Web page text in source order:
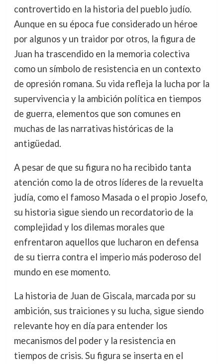
controvertido en la historia del pueblo judío.
Aunque en su época fue considerado un héroe
por algunos y un traidor por otros, la figura de
Juan ha trascendido en la memoria colectiva
como un símbolo de resistencia en un contexto
de opresión romana. Su vida refleja la lucha por la
supervivencia y la ambición política en tiempos
de guerra, elementos que son comunes en
muchas de las narrativas históricas de la
antigüedad.
A pesar de que su figura no ha recibido tanta
atención como la de otros líderes de la revuelta
judía, como el famoso Masada o el propio Josefo,
su historia sigue siendo un recordatorio de la
complejidad y los dilemas morales que
enfrentaron aquellos que lucharon en defensa
de su tierra contra el imperio más poderoso del
mundo en ese momento.
La historia de Juan de Giscala, marcada por su
ambición, sus traiciones y su lucha, sigue siendo
relevante hoy en día para entender los
mecanismos del poder y la resistencia en
tiempos de crisis. Su figura se inserta en el